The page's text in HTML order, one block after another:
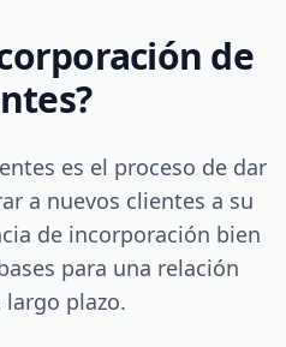
de
es el proceso de dar
a nuevos clientes a su
de incorporación bien
para una relación
largo plazo.